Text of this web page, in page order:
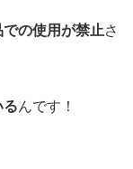
での使用が禁止さ
るんです！